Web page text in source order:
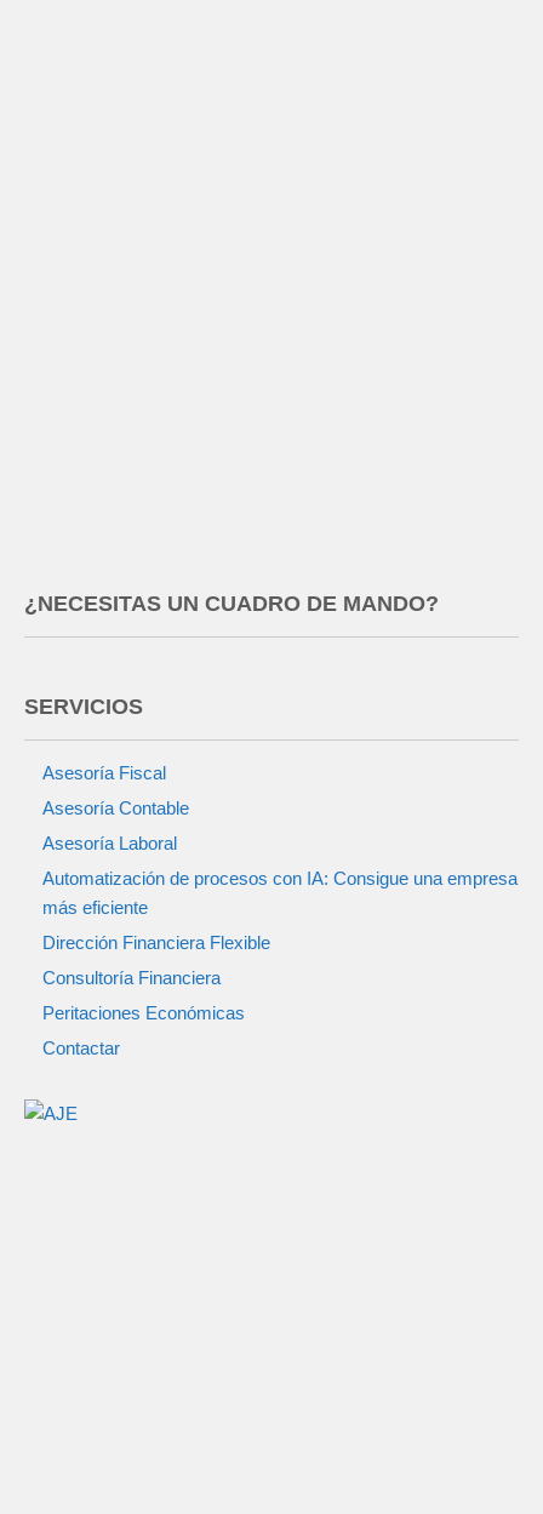
¿NECESITAS UN CUADRO DE MANDO?
SERVICIOS
Asesoría Fiscal
Asesoría Contable
Asesoría Laboral
Automatización de procesos con IA: Consigue una empresa
más eficiente
Dirección Financiera Flexible
Consultoría Financiera
Peritaciones Económicas
Contactar